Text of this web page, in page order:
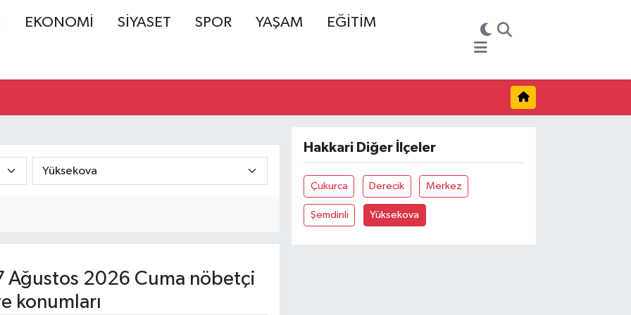
EKONOMİ SİYASET SPOR YAŞAM EĞİTİM
Ağustos 2026 Cuma nöbetçi
konumları
Hakkari Diğer İlçeler
Çukurca Derecik Merkez
Şemdinli Yüksekova